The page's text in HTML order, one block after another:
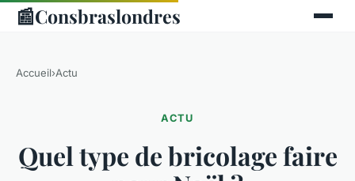
📰Consbraslondres
Accueil›Actu
ACTU
Quel type de bricolage faire